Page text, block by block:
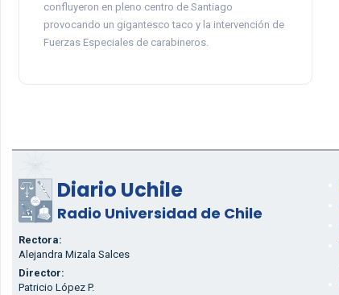
confluyeron en pleno centro de Santiago
provocando un gigantesco taco y la intervención de
Fuerzas Especiales de carabineros.
Diario Uchile
Radio Universidad de Chile
Rectora:
Alejandra Mizala Salces
Director:
Patricio López P.